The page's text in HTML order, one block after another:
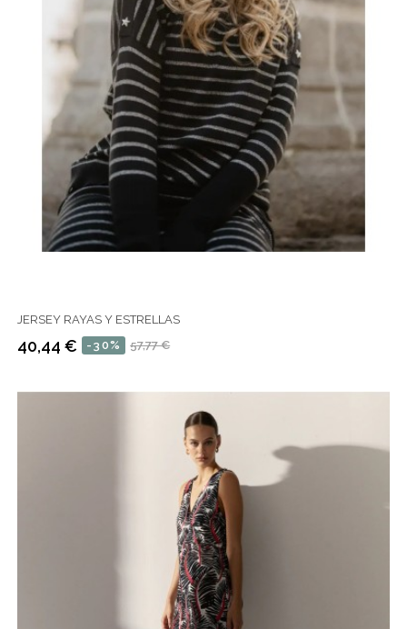
JERSEY RAYAS Y ESTRELLAS
Precio
57,77 €
-30%
Precio
40,44 €